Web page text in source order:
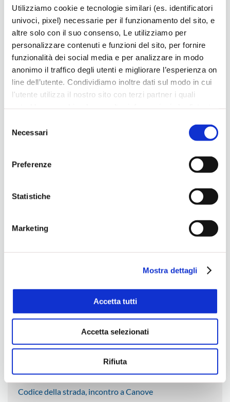
Utilizziamo cookie e tecnologie similari (es. identificatori
univoci, pixel) necessarie per il funzionamento del sito, e
altre solo con il suo consenso, Le utilizziamo per
personalizzare contenuti e funzioni del sito, per fornire
funzionalità dei social media e per analizzare in modo
anonimo il traffico degli utenti e migliorare l’esperienza on
line dell’utente. Condividiamo inoltre dati sul modo in cui
l'utente utilizza il nostro sito con terzi partner i quali
loro servizi, per finalità pubblicitarie creando elenchi di
segmenti di pubblico per fornire annunci sui social media
comportamenti degli utenti. Lei può dare, rifiutare o
a tutti i cookie di una certa categoria, o ad alcuni di essi,
Accetta selezionatio
informazioni sulle tipologie di cookies che vengono usati
ns. Cookie Policy.
delNecessari
Preferenze
Statistiche
Marketing
Mostra dettagli
Accetta tutti
Accetta selezionati
Rifiuta
prestano i propri servizi presso la sede del cliente.
Ultime news
Tribunale della Pedemontana
26 Marzo 2025
Codice della strada, incontro a Canove